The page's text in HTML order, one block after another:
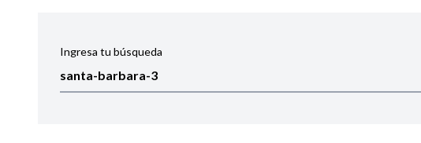
Ingresa tu búsqueda